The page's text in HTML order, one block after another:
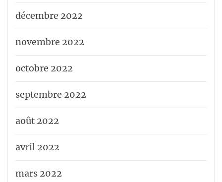
décembre 2022
novembre 2022
octobre 2022
septembre 2022
août 2022
avril 2022
mars 2022